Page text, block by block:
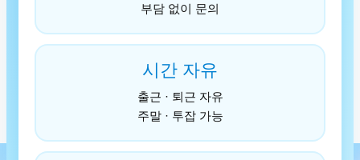
부담 없이 문의
시간 자유
출근 · 퇴근 자유
주말 · 투잡 가능